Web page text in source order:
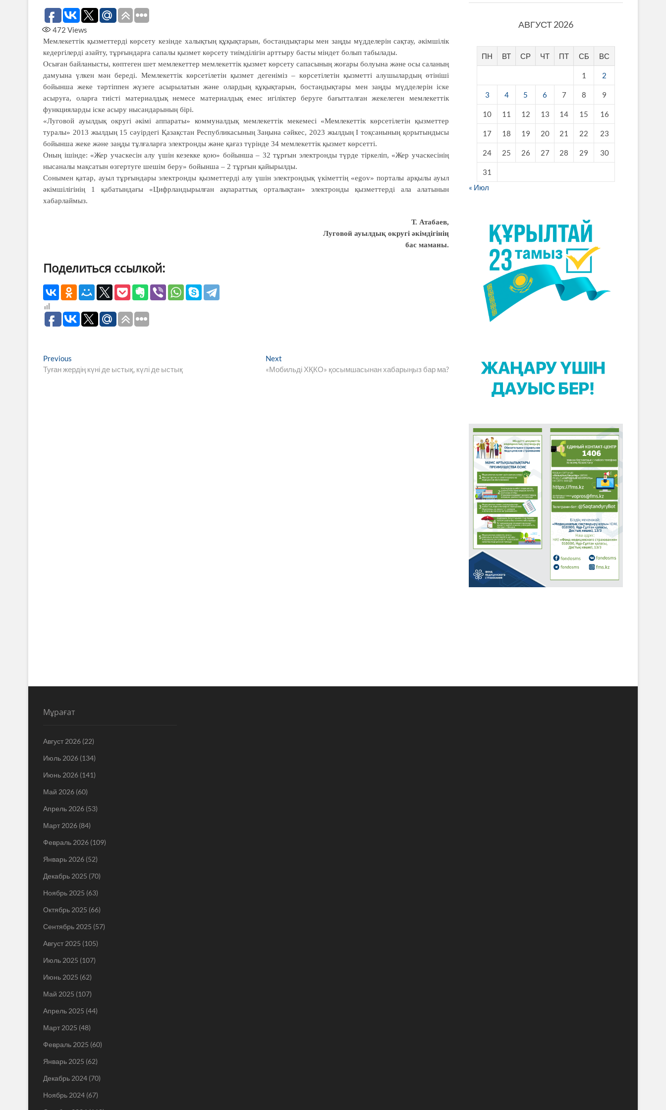
472 Views
Мемлекеттік қызметтерді көрсету кезінде халықтың құқықтарын, бостандықтары мен заңды мүдделерін сақтау, әкімшілік
кедергілерді азайту, тұрғындарға сапалы қызмет көрсету тиімділігін арттыру басты міндет болып табылады.
Осыған байланысты, көптеген шет мемлекеттер мемлекеттік қызмет көрсету сапасының жоғары болуына және осы саланың
дамуына үлкен мән береді. Мемлекеттік көрсетілетін қызмет дегеніміз – көрсетілетін қызметті алушылардың өтініші
бойынша жеке тәртіппен жүзеге асырылатын және олардың құқықтарын, бостандықтары мен заңды мүдделерін іске
асыруға, оларға тиісті материалдық немесе материалдық емес игіліктер беруге бағытталған жекелеген мемлекеттік
функцияларды іске асыру нысандарының бірі.
«Луговой ауылдық округі әкімі аппараты» коммуналдық мемлекеттік мекемесі «Мемлекеттік көрсетілетін қызметтер
туралы» 2013 жылдың 15 сәуірдегі Қазақстан Республикасының Заңына сәйкес, 2023 жылдың І тоқсанының қорытындысы
бойынша жеке және заңды тұлғаларға электронды және қағаз түрінде 34 мемлекеттік қызмет көрсетті.
Оның ішінде: «Жер учаскесін алу үшін кезекке қою» бойынша – 32 тұрғын электронды түрде тіркеліп, «Жер учаскесінің
нысаналы мақсатын өзгертуге шешім беру» бойынша – 2 тұрғын қайырылды.
Сонымен қатар, ауыл тұрғындары электронды қызметтерді алу үшін электрондық үкіметтің «egov» порталы арқылы ауыл
әкімшілігінің 1 қабатындағы «Цифрландырылған ақпараттық орталықтан» электронды қызметтерді ала алатынын
хабарлаймыз.
Т. Атабаев,
Луговой ауылдық округі әкімдігінің
бас маманы.
Поделиться ссылкой:
Навигация
по
Previous
post:
Туған жердің күні де ыстық, күлі де ыстық
Next
post:
«Мобильді ХҚКО» қосымшасынан хабарыңыз бар ма?
АВГУСТ 2026
ПН ВТ СР ЧТ ПТ СБ ВС
1 2
3 4 5 6 7 8 9
10 11 12 13 14 15 16
17 18 19 20 21 22 23
24 25 26 27 28 29 30
31
« Июл
Мұрағат
Август 2026 (22)
Июль 2026 (134)
Июнь 2026 (141)
Май 2026 (60)
Апрель 2026 (53)
Март 2026 (84)
Февраль 2026 (109)
Январь 2026 (52)
Декабрь 2025 (70)
Ноябрь 2025 (63)
Октябрь 2025 (66)
Сентябрь 2025 (57)
Август 2025 (105)
Июль 2025 (107)
Июнь 2025 (62)
Май 2025 (107)
Апрель 2025 (44)
Март 2025 (48)
Февраль 2025 (60)
Январь 2025 (62)
Декабрь 2024 (70)
Ноябрь 2024 (67)